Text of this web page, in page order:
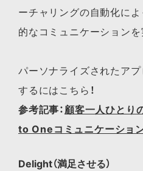
ーチャリングの自動化に
的なコミュニケーションを
パーソナライズされた​ア
するには​こちら！
参考記事： 顧客一人ひとり
to Oneコミュニケーショ
Delight（満足させる）